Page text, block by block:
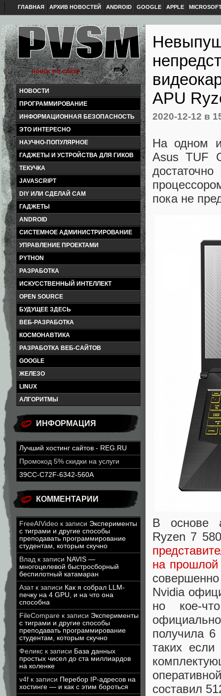
ГЛАВНАЯ АРХИВ НОВОСТЕЙ ANDROID GOOGLE APPLE
НОВОСТИ
ПРОГРАММИРОВАНИЕ
ИНФОРМАЦИОННАЯ БЕЗОПАСНОСТЬ
ЭТО ИНТЕРЕСНО
НАУЧНО-ПОПУЛЯРНОЕ
ГАДЖЕТЫ И УСТРОЙСТВА ДЛЯ ГИКОВ
ТЕКУЧКА
JAVASCRIPT
DIY ИЛИ СДЕЛАЙ САМ
ГАДЖЕТЫ
ANDROID
СИСТЕМНОЕ АДМИНИСТРИРОВАНИЕ
УПРАВЛЕНИЕ ПРОЕКТАМИ
PYTHON
РАЗРАБОТКА
ИСКУССТВЕННЫЙ ИНТЕЛЛЕКТ
OPEN SOURCE
БУДУЩЕЕ ЗДЕСЬ
ВЕБ-РАЗРАБОТКА
КОСМОНАВТИКА
РАЗРАБОТКА ВЕБ-САЙТОВ
GOOGLE
ЖЕЛЕЗО
LINUX
АЛГОРИТМЫ
ИНФОРМАЦИЯ
Лучший хостинг сайтов - REG.RU
Промокод 5% скидки на услуги
39CC-C72F-6342-560A
КОММЕНТАРИИ
FreeAIVideo к записи Эксперименты
с тиграми и другие способы
преподавать программирование
студентам, которым скучно
Влад к записи NAVIS —
многоцелевой быстросборный
беспилотный катамаран
Азатк записи Как я собрал LLM-
печку на 4 GPU, и на что она
способна
FileCompare к записи Эксперименты
с тиграми и другие способы
преподавать программирование
студентам, которым скучно
Феликс к записи База данных
простых чисел до ста миллиардов
на коленке
v4f к записи Перебор IP-адресов на
хостинге — и как с этим бороться
APU
2020-12-12 в
На одном
Asus TUF
пока не
В основе
Ryzen 7
на прошлой
Nvidia
но кое-
получила
таких
составил